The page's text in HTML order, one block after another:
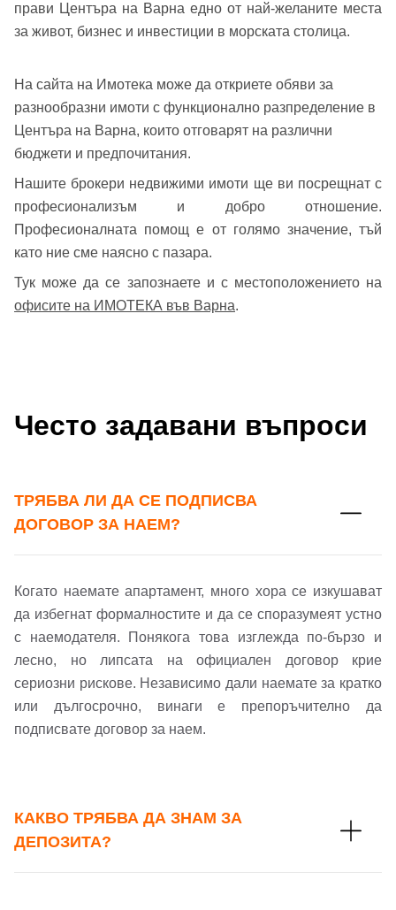
прави Центъра на Варна едно от най-желаните места
за живот, бизнес и инвестиции в морската столица.
На сайта на Имотека може да откриете обяви за
разнообразни имоти с функционално разпределение в
Центъра на Варна, които отговарят на различни
бюджети и предпочитания.
Нашите брокери недвижими имоти ще ви посрещнат с
професионализъм и добро отношение.
Професионалната помощ е от голямо значение, тъй
като ние сме наясно с пазара.
Тук може да се запознаете и с местоположението на
офисите на ИМОТЕКА във Варна.
Често задавани въпроси
ТРЯБВА ЛИ ДА СЕ ПОДПИСВА
ДОГОВОР ЗА НАЕМ?
Когато наемате апартамент, много хора се изкушават
да избегнат формалностите и да се споразумеят устно
с наемодателя. Понякога това изглежда по-бързо и
лесно, но липсата на официален договор крие
сериозни рискове. Независимо дали наемате за кратко
или дългосрочно, винаги е препоръчително да
подписвате договор за наем.
КАКВО ТРЯБВА ДА ЗНАМ ЗА
ДЕПОЗИТА?